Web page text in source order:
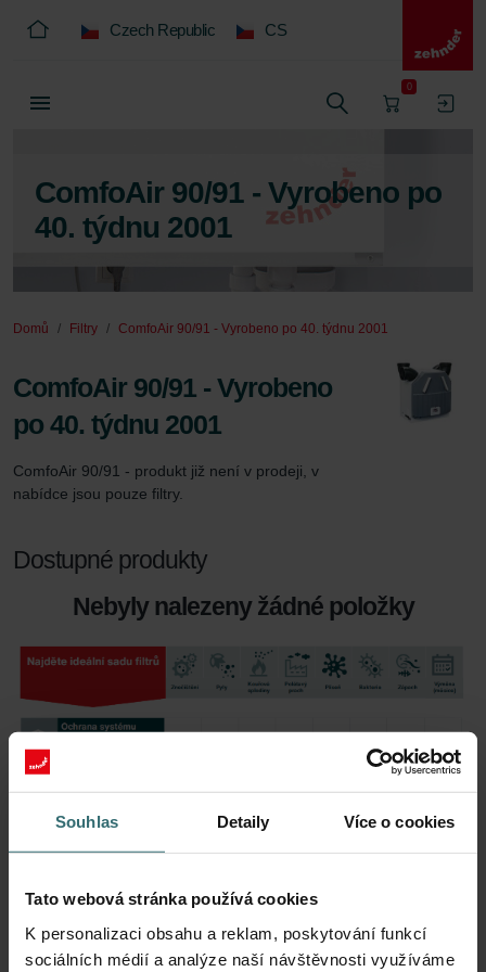
Souhlas Detaily Více o cookies
Tato webová stránka používá cookies
K personalizaci obsahu a reklam, poskytování funkcí
sociálních médií a analýze naší návštěvnosti využíváme
Czech Republic CS
0
ComfoAir 90/91 - Vyrobeno po
40. týdnu 2001
Domů Filtry ComfoAir 90/91 - Vyrobeno po 40. týdnu 2001
ComfoAir 90/91 - Vyrobeno
po 40. týdnu 2001
ComfoAir 90/91 - produkt již není v prodeji, v
nabídce jsou pouze filtry.
Dostupné produkty
Nebyly nalezeny žádné položky